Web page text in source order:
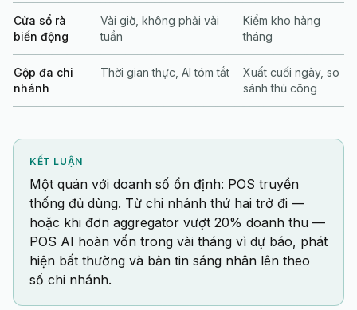
Cửa sổ rà
biến động
Vài giờ, không phải vài
tuần
Kiểm kho hàng
tháng
Gộp đa chi
nhánh
Thời gian thực, AI tóm tắt
Xuất cuối ngày, so
sánh thủ công
KẾT LUẬN
Một quán với doanh số ổn định: POS truyền
thống đủ dùng. Từ chi nhánh thứ hai trở đi —
hoặc khi đơn aggregator vượt 20% doanh thu —
POS AI hoàn vốn trong vài tháng vì dự báo, phát
hiện bất thường và bản tin sáng nhân lên theo
số chi nhánh.